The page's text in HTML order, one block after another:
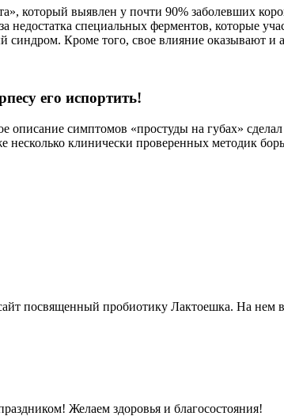
который выявлен у почти 90% заболевших
недостатка специальных ферментов, которые
синдром. Кроме того, свое влияние оказывают и
его испортить!
описание симптомов «простуды на губах»
несколько клинически проверенных
пробиотику Лактоешка. На нем вы
Желаем здоровья и благосостояния!